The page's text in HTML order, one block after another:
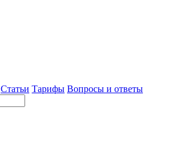
Статьи Тарифы Вопросы и ответы